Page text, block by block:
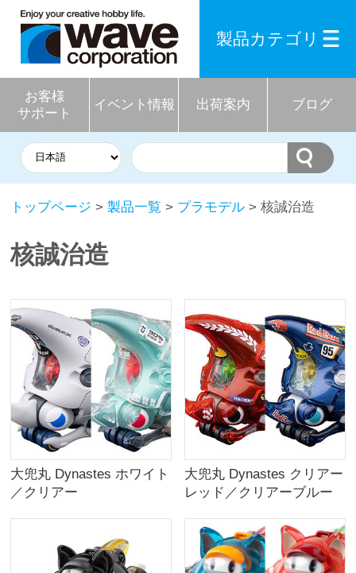
お客様
サポート
イベント情報 出荷案内 ブログ
製品カテゴリ
トップページ > 製品一覧 > プラモデル > 核誠治造
核誠治造
大兜丸 Dynastes ホワイト
／クリアー
大兜丸 Dynastes クリアー
レッド／クリアーブルー